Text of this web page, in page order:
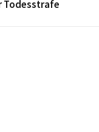
Todesstrafe